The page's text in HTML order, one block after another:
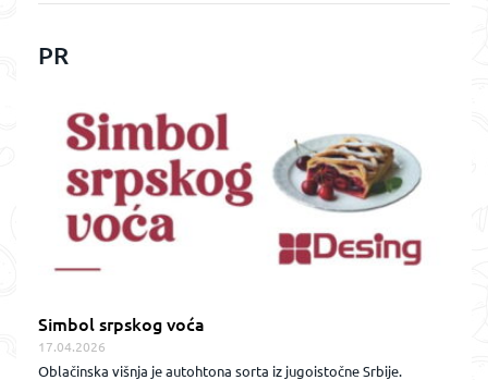
PR
Simbol srpskog voća
17.04.2026
Oblačinska višnja je autohtona sorta iz jugoistočne Srbije.